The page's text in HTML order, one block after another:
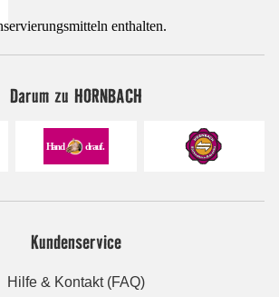
enthalten.
Darum zu HORNBACH
Kundenservice
Hilfe & Kontakt (FAQ)